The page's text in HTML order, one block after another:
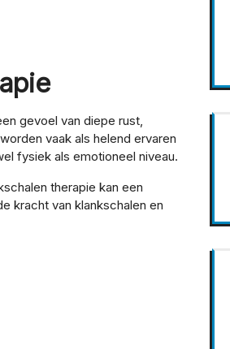
gevoel van diepe rust,
vaak als helend ervaren
fysiek als emotioneel niveau.
therapie kan een
kracht van klankschalen en